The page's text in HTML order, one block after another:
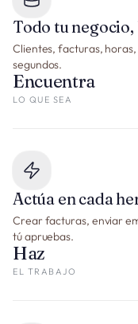
Todo tu negocio,
Clientes, facturas,
segundos.
Encuentra
LO QUE SEA
Actúa en cada
Crear facturas, enviar
tú apruebas.
Haz
EL TRABAJO